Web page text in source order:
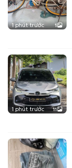
1 phút trước 1
1 phút trước 11